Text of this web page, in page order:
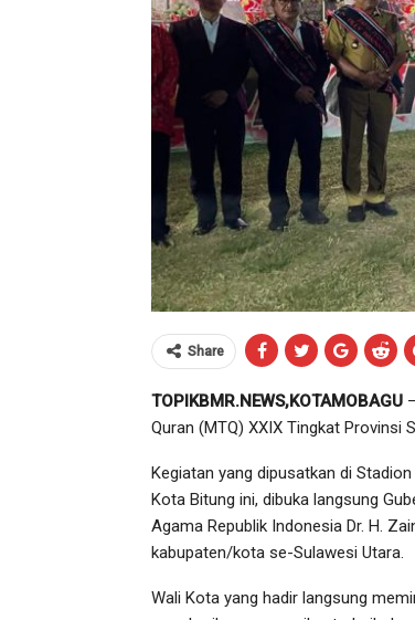
Share
TOPIKBMR.NEWS,KOTAMOBAGU
Quran (MTQ) XXIX Tingkat Provinsi
Kegiatan yang dipusatkan di
Kota Bitung ini, dibuka langsung
Agama Republik Indonesia Dr. H.
kabupaten/kota se-Sulawesi Utara.
Wali Kota yang hadir langsung